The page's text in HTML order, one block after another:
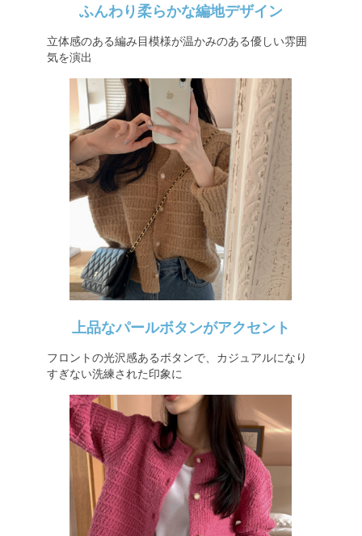
ふんわり柔らかな編地デザイン
立体感のある編み目模様が温かみのある優しい雰囲
気を演出
上品なパールボタンがアクセント
フロントの光沢感あるボタンで、カジュアルになり
すぎない洗練された印象に